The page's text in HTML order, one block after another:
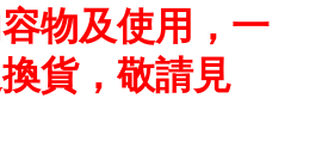
物及使用，一
貨，敬請見